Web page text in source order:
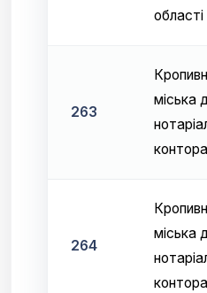
області
263
міська
264
міська